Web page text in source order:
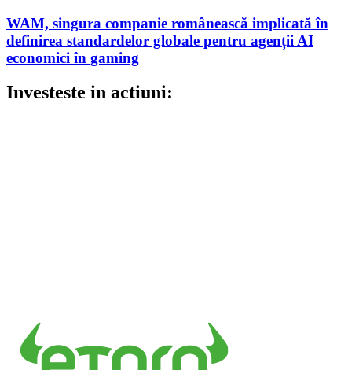
WAM, singura companie românească implicată în
definirea standardelor globale pentru agenții AI
economici în gaming
Investeste in actiuni: